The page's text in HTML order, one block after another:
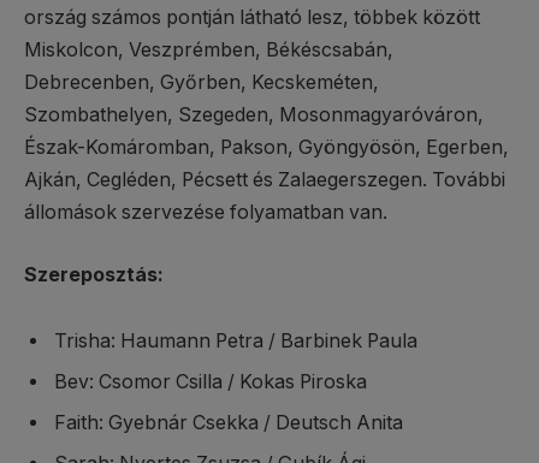
ország számos pontján látható lesz, többek között
Miskolcon, Veszprémben, Békéscsabán,
Debrecenben, Győrben, Kecskeméten,
Szombathelyen, Szegeden, Mosonmagyaróváron,
Észak-Komáromban, Pakson, Gyöngyösön, Egerben,
Ajkán, Cegléden, Pécsett és Zalaegerszegen. További
állomások szervezése folyamatban van.
Szereposztás:
Trisha: Haumann Petra / Barbinek Paula
Bev: Csomor Csilla / Kokas Piroska
Faith: Gyebnár Csekka / Deutsch Anita